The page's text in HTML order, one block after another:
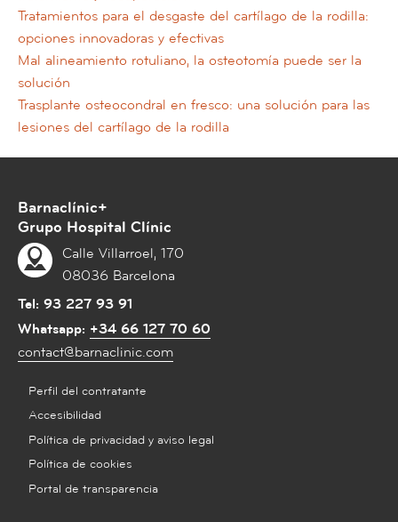
Tratamientos para el desgaste del cartílago de la rodilla:
opciones innovadoras y efectivas
Mal alineamiento rotuliano, la osteotomía puede ser la
solución
Trasplante osteocondral en fresco: una solución para las
lesiones del cartílago de la rodilla
Barnaclínic+
Grupo Hospital Clínic
Calle Villarroel, 170
08036 Barcelona
Tel: 93 227 93 91
Whatsapp: +34 66 127 70 60
contact@barnaclinic.com
Perfil del contratante
Accesibilidad
Política de privacidad y aviso legal
Política de cookies
Portal de transparencia